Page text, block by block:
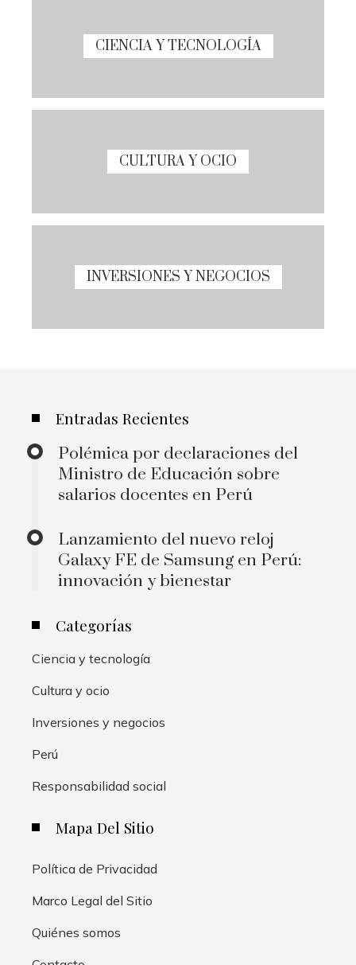
CIENCIA Y TECNOLOGÍA
CULTURA Y OCIO
INVERSIONES Y NEGOCIOS
Entradas Recientes
Polémica por declaraciones del
Ministro de Educación sobre
salarios docentes en Perú
Lanzamiento del nuevo reloj
Galaxy FE de Samsung en Perú:
innovación y bienestar
Categorías
Ciencia y tecnología
Cultura y ocio
Inversiones y negocios
Perú
Responsabilidad social
Mapa Del Sitio
Política de Privacidad
Marco Legal del Sitio
Quiénes somos